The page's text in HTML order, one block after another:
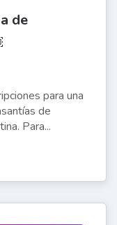
de
para una
de
Para...